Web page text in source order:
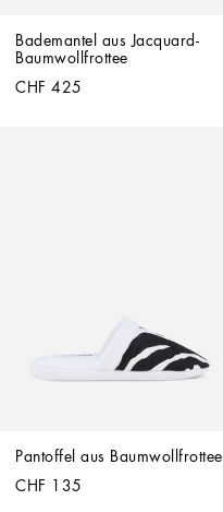
Bademantel aus Jacquard-
Baumwollfrottee
CHF 425
Pantoffel aus Baumwollfrottee
CHF 135